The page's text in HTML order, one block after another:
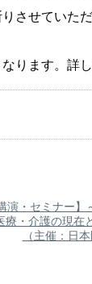
させていただ
なります。詳
演・セミナー
療・介護の現在
（主催：日